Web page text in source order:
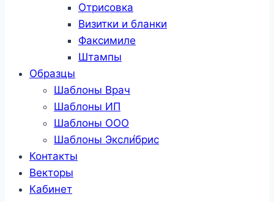
Отрисовка
Визитки и бланки
Факсимиле
Штампы
Образцы
Шаблоны Врач
Шаблоны ИП
Шаблоны ООО
Шаблоны Эксли́брис
Контакты
Векторы
Кабинет